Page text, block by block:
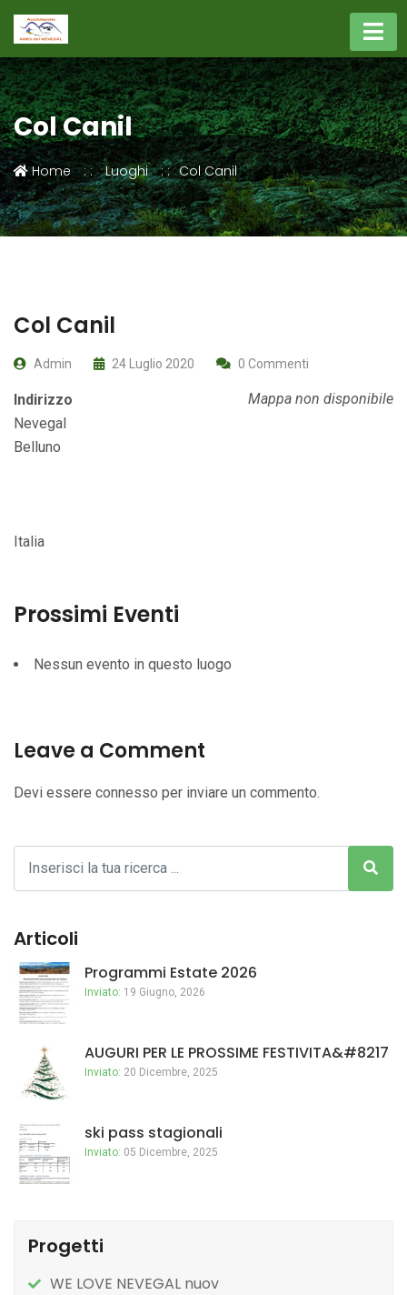
Col Canil
Home Luoghi Col Canil
Col Canil
Admin 24 Luglio 2020 0 Commenti
Mappa non disponibile
Indirizzo
Nevegal
Belluno
Italia
Prossimi Eventi
Nessun evento in questo luogo
Leave a Comment
Devi essere connesso per inviare un commento.
Articoli
Programmi Estate 2026
Inviato: 19 Giugno, 2026
AUGURI PER LE PROSSIME FESTIVITA&#8217
Inviato: 20 Dicembre, 2025
ski pass stagionali
Inviato: 05 Dicembre, 2025
Progetti
WE LOVE NEVEGAL nuov